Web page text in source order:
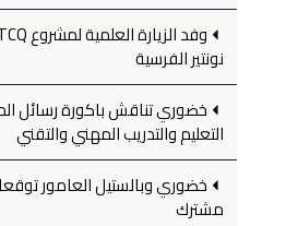
نونتير الفرسية
خضوري تناقش باكورة رسائل
التعليم والتدريب المهني والتقني
خضوري وبالستيل العامور
مشترك